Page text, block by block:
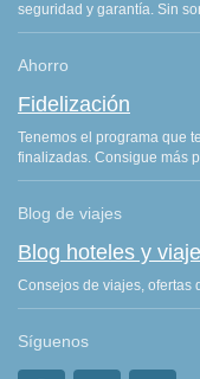
seguridad y garantía. Sin
Ahorro
Fidelización
Tenemos el programa que
finalizadas. Consigue más
Blog de viajes
Blog hoteles y
Consejos de viajes, ofertas
Síguenos